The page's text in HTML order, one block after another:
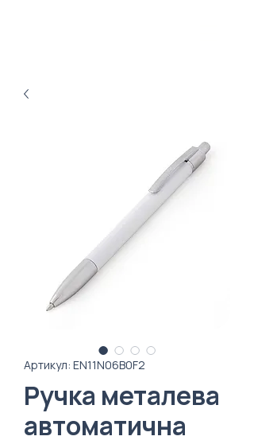
Артикул: EN11N06B0F2
Ручка металева
автоматична